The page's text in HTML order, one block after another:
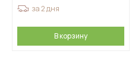
за 2 дня
В корзину